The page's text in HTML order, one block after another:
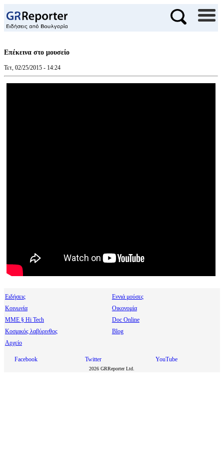
Επέκεινα στο μουσείο
Τετ, 02/25/2015 - 14:24
Ειδήσεις
Εννιά μούσες
Κοινωνία
Οικονομία
МΜΕ § Hi Tech
Doc Online
Κοσμικός λαβύρινθος
Blog
Αρχείο
Facebook Twitter YouTube
2026 GRReporter Ltd.